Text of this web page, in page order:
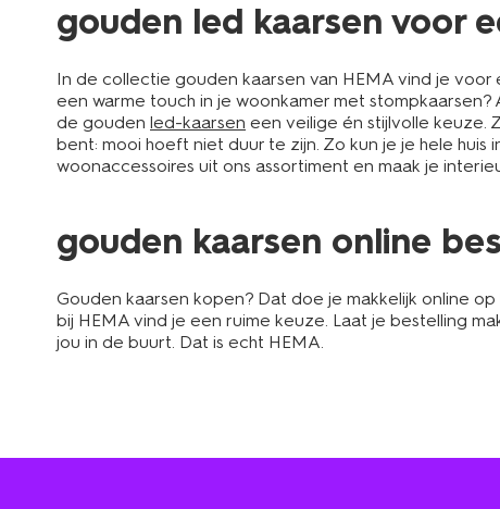
gouden led kaarsen voor
In de collectie gouden kaarsen van HEMA vind je
een warme touch in je woonkamer met
de gouden led-kaarsen een veilige én stijlvolle keuze.
bent: mooi hoeft niet duur te zijn. Zo kun je je hele
woonaccessoires uit ons assortiment en maak je
gouden kaarsen online
Gouden kaarsen kopen? Dat doe je makkelijk online
bij HEMA vind je een ruime keuze. Laat je bestelling
jou in de buurt. Dat is echt HEMA.